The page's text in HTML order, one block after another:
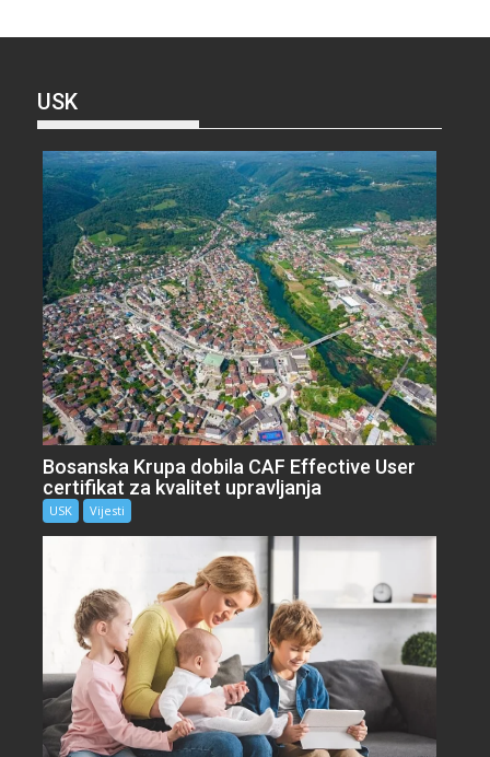
USK
Bosanska Krupa dobila CAF Effective User
certifikat za kvalitet upravljanja
USK Vijesti